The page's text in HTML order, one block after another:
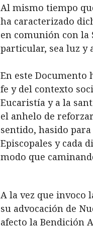
Al mismo tiempo
ha caracterizado
en comunión con la
particular, sea luz y
En este Documento
fe y del contexto
Eucaristía y a la
el anhelo de
sentido, hasido
Episcopales y cada
modo que
A la vez que invoco
su advocación de
afecto la Bendición